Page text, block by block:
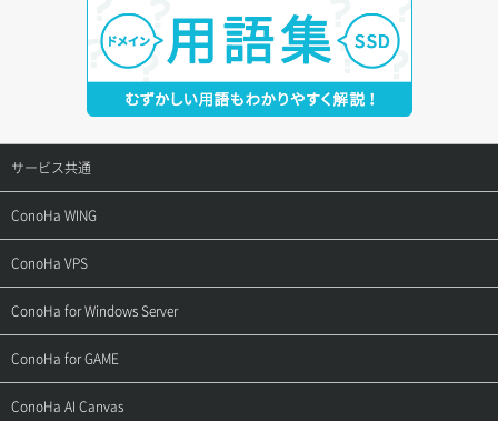
サービス共通
サポートトップ
ご契約・お支払い
用語集
お問い合わせ
ConoHa WING
サポートトップ
ご利用ガイド
お乗り換えガイド
ConoHa VPS
サポートトップ
ご利用ガイド
ConoHa for Windows Server
サポートトップ
ご利用ガイド
ConoHa for GAME
サポートトップ
ConoHa AI Canvas